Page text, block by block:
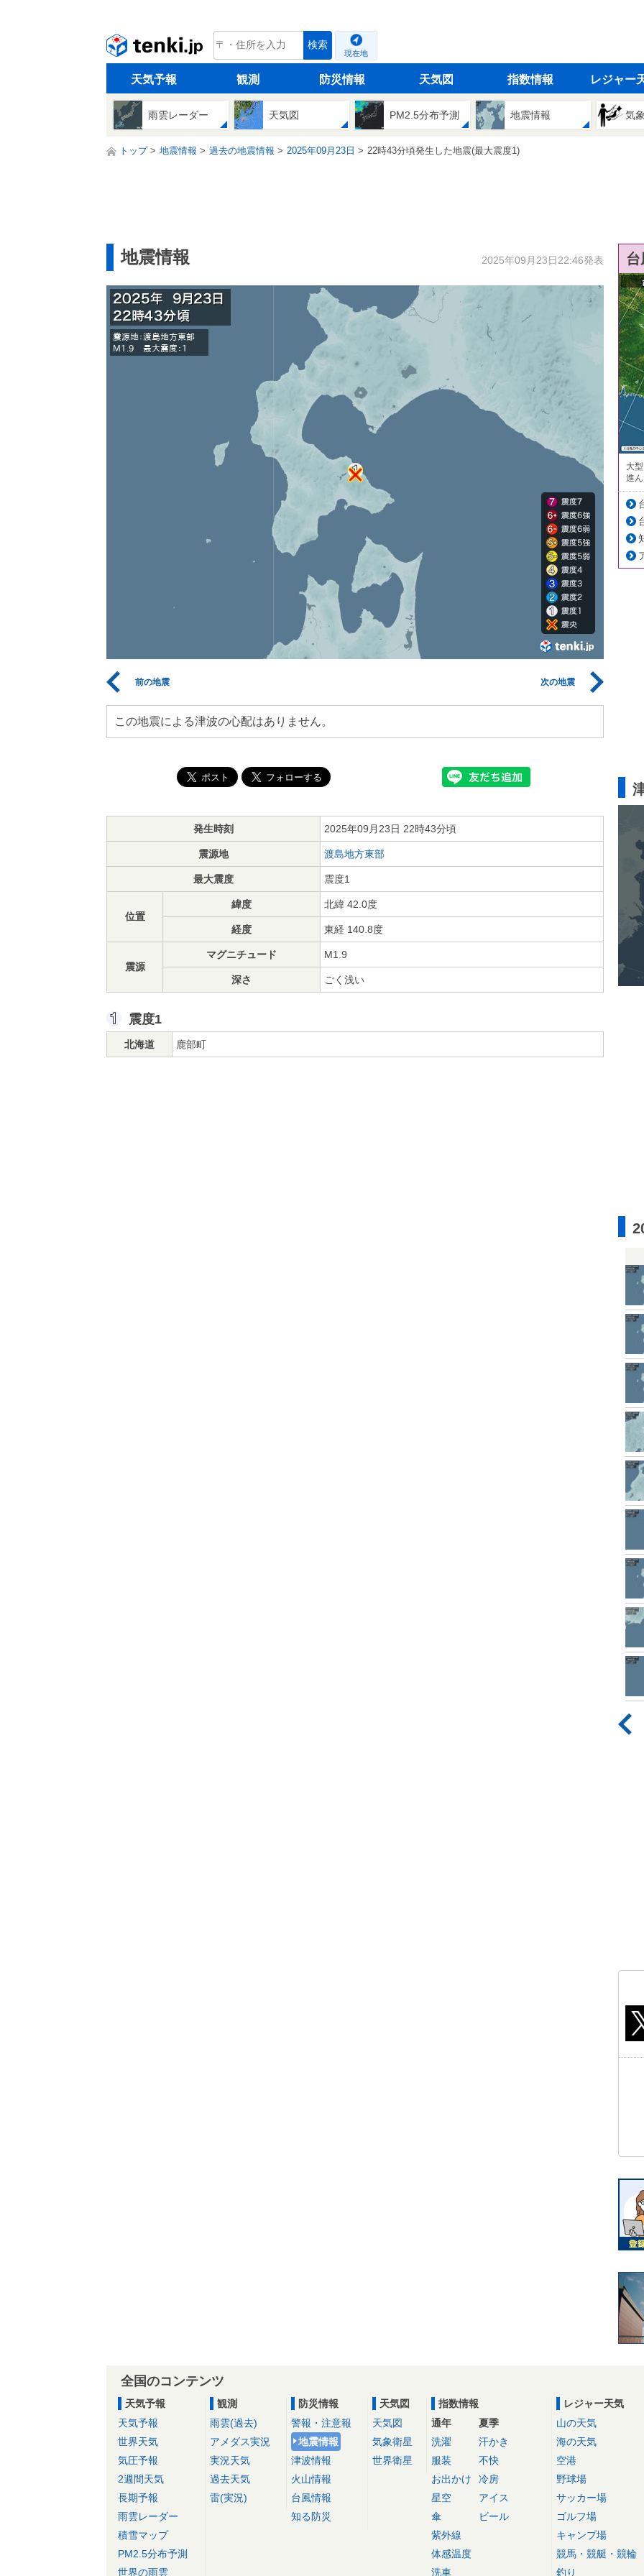
tenki.jp 検索
現在地
天気予報 観測 防災情報 天気図 指数情報 レジャー
雨雲レーダー 天気図 PM2.5分布予測 地震情報 気
トップ 地震情報 過去の地震情報 2025年09月23日 22時43分頃発生した地震(最大震度1)
地震情報 2025年09月23日22:46発表
前の地震 次の地震
この地震による津波の心配はありません。
発生時刻 2025年09月23日 22時43分頃
震源地 渡島地方東部
最大震度 震度1
位置
緯度 北緯 42.0度
経度 東経 140.8度
震源
マグニチュード M1.9
深さ ごく浅い
震度1
北海道 鹿部町
大
進
全国のコンテンツ
天気予報
天気予報
世界天気
気圧予報
2週間天気
長期予報
雨雲レーダー
積雪マップ
PM2.5分布予測
世界の雨雲
観測
雨雲(過去)
アメダス実況
実況天気
過去天気
雷(実況)
防災情報
警報・注意報
地震情報
津波情報
火山情報
台風情報
知る防災
天気図
天気図
気象衛星
世界衛星
指数情報
通年
洗濯
服装
お出かけ
星空
傘
紫外線
体感温度
洗車
夏季
汗かき
不快
冷房
アイス
ビール
レジャー天気
山の天気
海の天気
空港
野球場
サッカー場
ゴルフ場
キャンプ場
競馬・競艇・競輪
釣り